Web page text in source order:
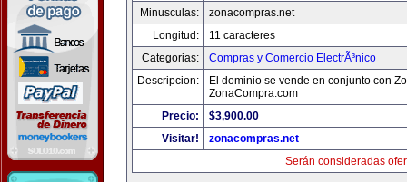
Minusculas:
zonacompras.net
Longitud:
11 caracteres
Categorias:
Compras y Comercio ElectrÃ³nico
Descripcion:
El dominio se vende en conjunto con
ZonaCompra.com
Precio:
$3,900.00
Visitar!
zonacompras.net
Serán consideradas